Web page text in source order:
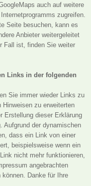
auch auf weitere
zugreifen.
Seite besuchen, kann es
Anbieter weitergeleitet
Fall ist, finden Sie weiter
Links in der folgenden
Sie immer wieder Links zu
Hinweisen zu erweiterten
Erstellung dieser Erklärung
Aufgrund der dynamischen
dass ein Link von einer
beispielsweise wenn ein
nicht mehr funktionieren,
angebrachten
Danke für Ihre